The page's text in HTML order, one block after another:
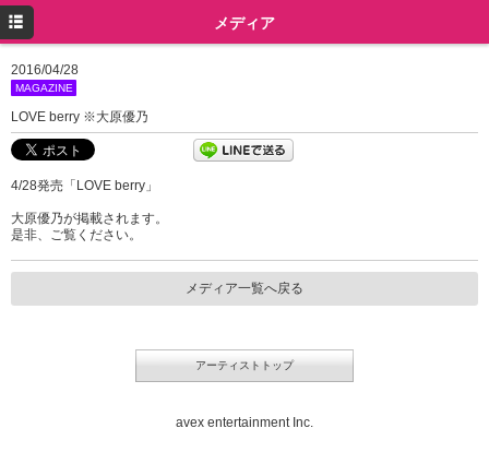
メディア
2016/04/28
MAGAZINE
LOVE berry ※大原優乃
4/28発売「LOVE berry」
大原優乃が掲載されます。
是非、ご覧ください。
メディア一覧へ戻る
アーティストトップ
avex entertainment Inc.
プロフィール
メディア
イベント
ミュージック
グッズ